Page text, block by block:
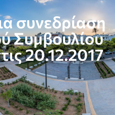
συνεδρίαση
Συμβουλίου
20.12.2017